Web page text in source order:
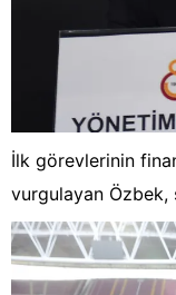
İlk görevlerinin
vurgulayan Özbek,